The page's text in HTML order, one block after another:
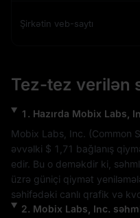
Şirkətin veb-saytı
Tez-tez verilən
1 . Hazırda Mobix Labs,
Mobix Labs, Inc.
(Common
əvvəlki $ 1,71 bağlanış
edir. Bu o deməkdir ki,
üzrə güniçi qiymət
səhifədəki canlı qrafik və
2. Mobix Labs, Inc.